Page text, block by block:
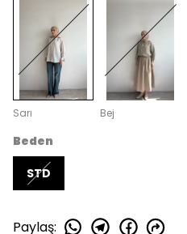
Sarı Bej
Beden
STD
Paylaş: